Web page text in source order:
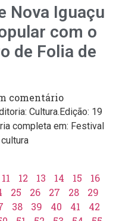
Nova Iguaçu
com o
de Folia de
comentário
Cultura.Edição: 19
completa em: Festival
11 12 13 14 15
16
25 26 27 28
29
38 39 40 41
42